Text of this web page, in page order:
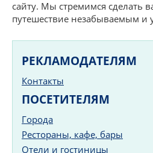
сайту. Мы стремимся сделать
путешествие незабываемым и
РЕКЛАМОДАТЕЛЯМ
Контакты
ПОСЕТИТЕЛЯМ
Города
Рестораны, кафе, бары
Отели и гостиницы